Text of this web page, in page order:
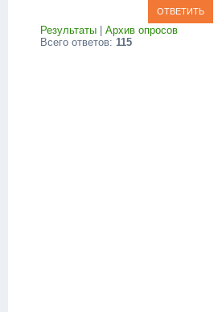
Результаты
Архив опросов
Всего ответов: 115